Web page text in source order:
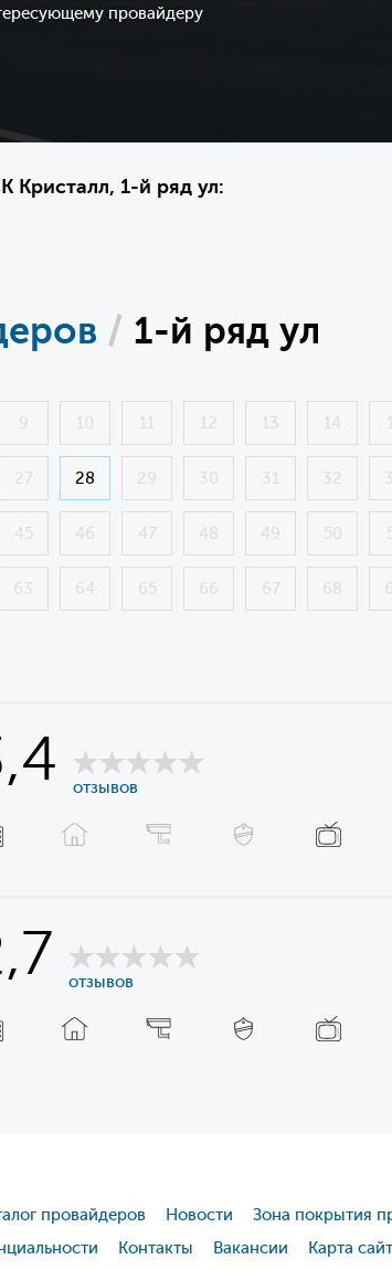
провайдеру
Кристалл, 1-й ряд ул:
/ 1-й ряд ул
9 10 11 12 13 14
27 28 29 30 31 32
45 46 47 48 49 50
63 64 65 66 67 68
отзывов
отзывов
провайдеров Новости
Зона покрытия
Контакты Вакансии Карта